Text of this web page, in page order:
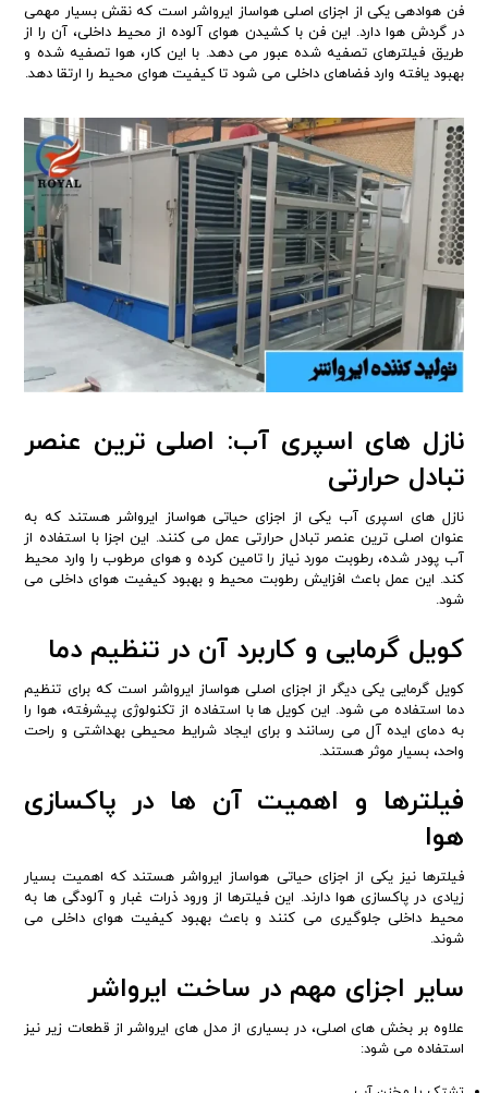
فن هوادهی یکی از اجزای اصلی هواساز ایرواشر است که نقش بسیار مهمی
در گردش هوا دارد. این فن با کشیدن هوای آلوده از محیط داخلی، آن را از
طریق فیلترهای تصفیه شده عبور می دهد. با این کار، هوا تصفیه شده و
بهبود یافته وارد فضاهای داخلی می شود تا کیفیت هوای محیط را ارتقا دهد.
نازل های اسپری آب: اصلی ترین عنصر
تبادل حرارتی
نازل های اسپری آب یکی از اجزای حیاتی هواساز ایرواشر هستند که به
عنوان اصلی ترین عنصر تبادل حرارتی عمل می کنند. این اجزا با استفاده از
آب پودر شده، رطوبت مورد نیاز را تامین کرده و هوای مرطوب را وارد محیط
کند. این عمل باعث افزایش رطوبت محیط و بهبود کیفیت هوای داخلی می
شود.
کویل گرمایی و کاربرد آن در تنظیم دما
کویل گرمایی یکی دیگر از اجزای اصلی هواساز ایرواشر است که برای تنظیم
دما استفاده می شود. این کویل ها با استفاده از تکنولوژی پیشرفته، هوا را
به دمای ایده آل می رسانند و برای ایجاد شرایط محیطی بهداشتی و راحت
واحد، بسیار موثر هستند.
فیلترها و اهمیت آن ها در پاکسازی
هوا
فیلترها نیز یکی از اجزای حیاتی هواساز ایرواشر هستند که اهمیت بسیار
زیادی در پاکسازی هوا دارند. این فیلترها از ورود ذرات غبار و آلودگی ها به
محیط داخلی جلوگیری می کنند و باعث بهبود کیفیت هوای داخلی می
شوند.
سایر اجزای مهم در ساخت ایرواشر
علاوه بر بخش های اصلی، در بسیاری از مدل های ایرواشر از قطعات زیر نیز
استفاده می شود: